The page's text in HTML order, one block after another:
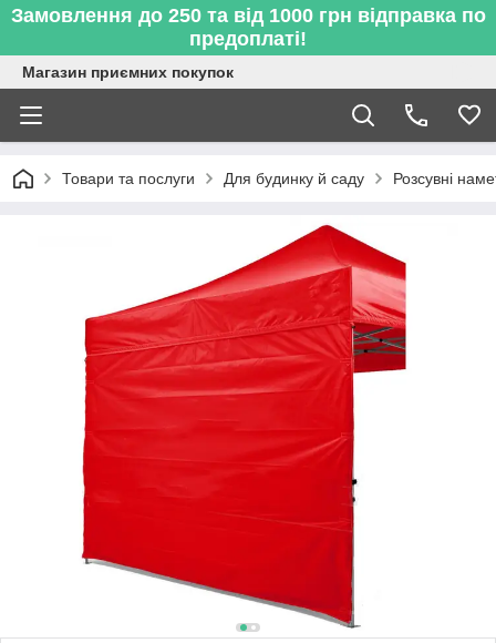
Замовлення до 250 та від 1000 грн відправка по
предоплаті!
Магазин приємних покупок
Товари та послуги Для будинку й саду Розсувні